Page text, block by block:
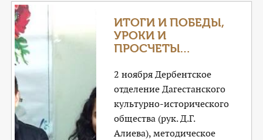
ИТОГИ И ПОБЕДЫ,
УРОКИ И
ПРОСЧЕТЫ…
2 ноября Дербентское
отделение Дагестанского
культурно-исторического
общества (рук. Д.Г.
Алиева), методическое